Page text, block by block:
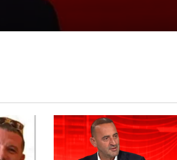
Ermal Sadiku: Asnjë parti nuk i ka fituar
deputetë, atëherë të kemi një
konsensual